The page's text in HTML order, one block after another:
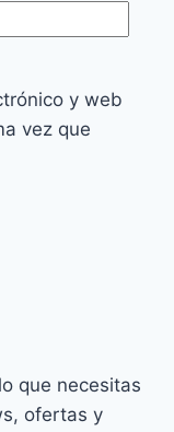
y web
vez que
que necesitas
ofertas y